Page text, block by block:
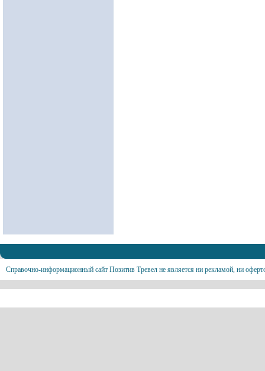
Справочно-информационный сайт Позитив Тревел не является ни рекламой, ни